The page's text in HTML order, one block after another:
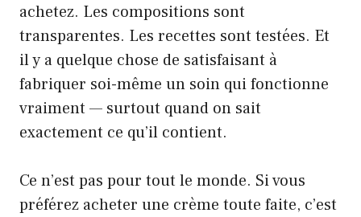
achetez. Les compositions sont
transparentes. Les recettes sont testées. Et
il y a quelque chose de satisfaisant à
fabriquer soi-même un soin qui fonctionne
vraiment — surtout quand on sait
exactement ce qu’il contient.
Ce n’est pas pour tout le monde. Si vous
préférez acheter une crème toute faite, c’est